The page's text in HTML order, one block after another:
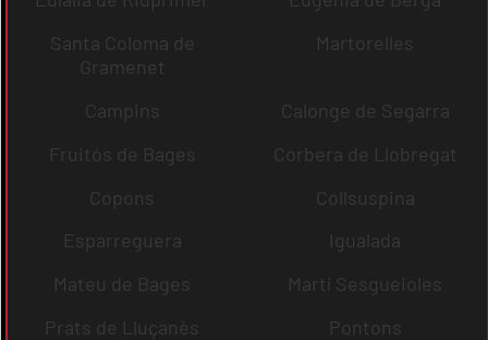
Santa Coloma de
Gramenet
Martorelles
Campins
Calonge de Segarra
Fruitós de Bages
Corbera de Llobregat
Copons
Collsuspina
Esparreguera
Igualada
Mateu de Bages
Martí Sesgueioles
Prats de Lluçanès
Pontons